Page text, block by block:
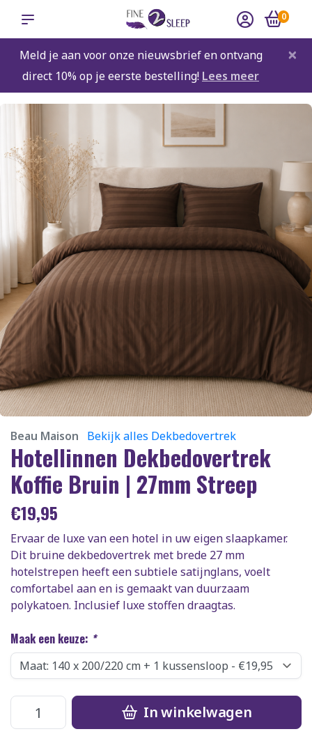
0
Meld je aan voor onze nieuwsbrief en ontvang
direct 10% op je eerste bestelling! Lees meer
×
Beau Maison Bekijk alles Dekbedovertrek
Hotellinnen Dekbedovertrek
Koffie Bruin | 27mm Streep
€19,95
Ervaar de luxe van een hotel in uw eigen slaapkamer.
Dit bruine dekbedovertrek met brede 27 mm
hotelstrepen heeft een subtiele satijnglans, voelt
comfortabel aan en is gemaakt van duurzaam
polykatoen. Inclusief luxe stoffen draagtas.
Maak een keuze: *
In winkelwagen